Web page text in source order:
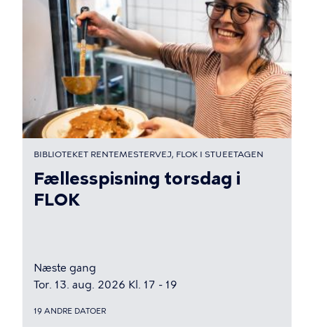
BIBLIOTEKET RENTEMESTERVEJ, FLOK I STUEETAGEN
Fællesspisning torsdag i
FLOK
Næste gang
Tor. 13. aug. 2026 Kl. 17 - 19
19 ANDRE DATOER